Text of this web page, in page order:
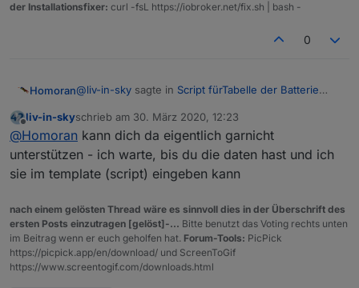
der Installationsfixer: curl -fsL https://iobroker.net/fix.sh | bash -
0
Homoran@liv-in-sky sagte in Script fürTabelle der Batterie
über all - im block - wo 2.2 steht tauschen mit
neuem wert
klar!
habe das jetzt mal auf 2.3 gesetzt. Muss jetzt
testen, eine will gar nicht mehr.
lange auf gelb
Offline
liv-in-skyschrieb am 30. März 2020, 12:23
zuletzt editiert von
@Homoran kann dich da eigentlich garnicht
unterstützen - ich warte, bis du die daten hast und ich
sie im template (script) eingeben kann
nach einem gelösten Thread wäre es sinnvoll dies in der Überschrift des
ersten Posts einzutragen [gelöst]-... Bitte benutzt das Voting rechts unten
im Beitrag wenn er euch geholfen hat. Forum-Tools: PicPick
https://picpick.app/en/download/ und ScreenToGif
https://www.screentogif.com/downloads.html